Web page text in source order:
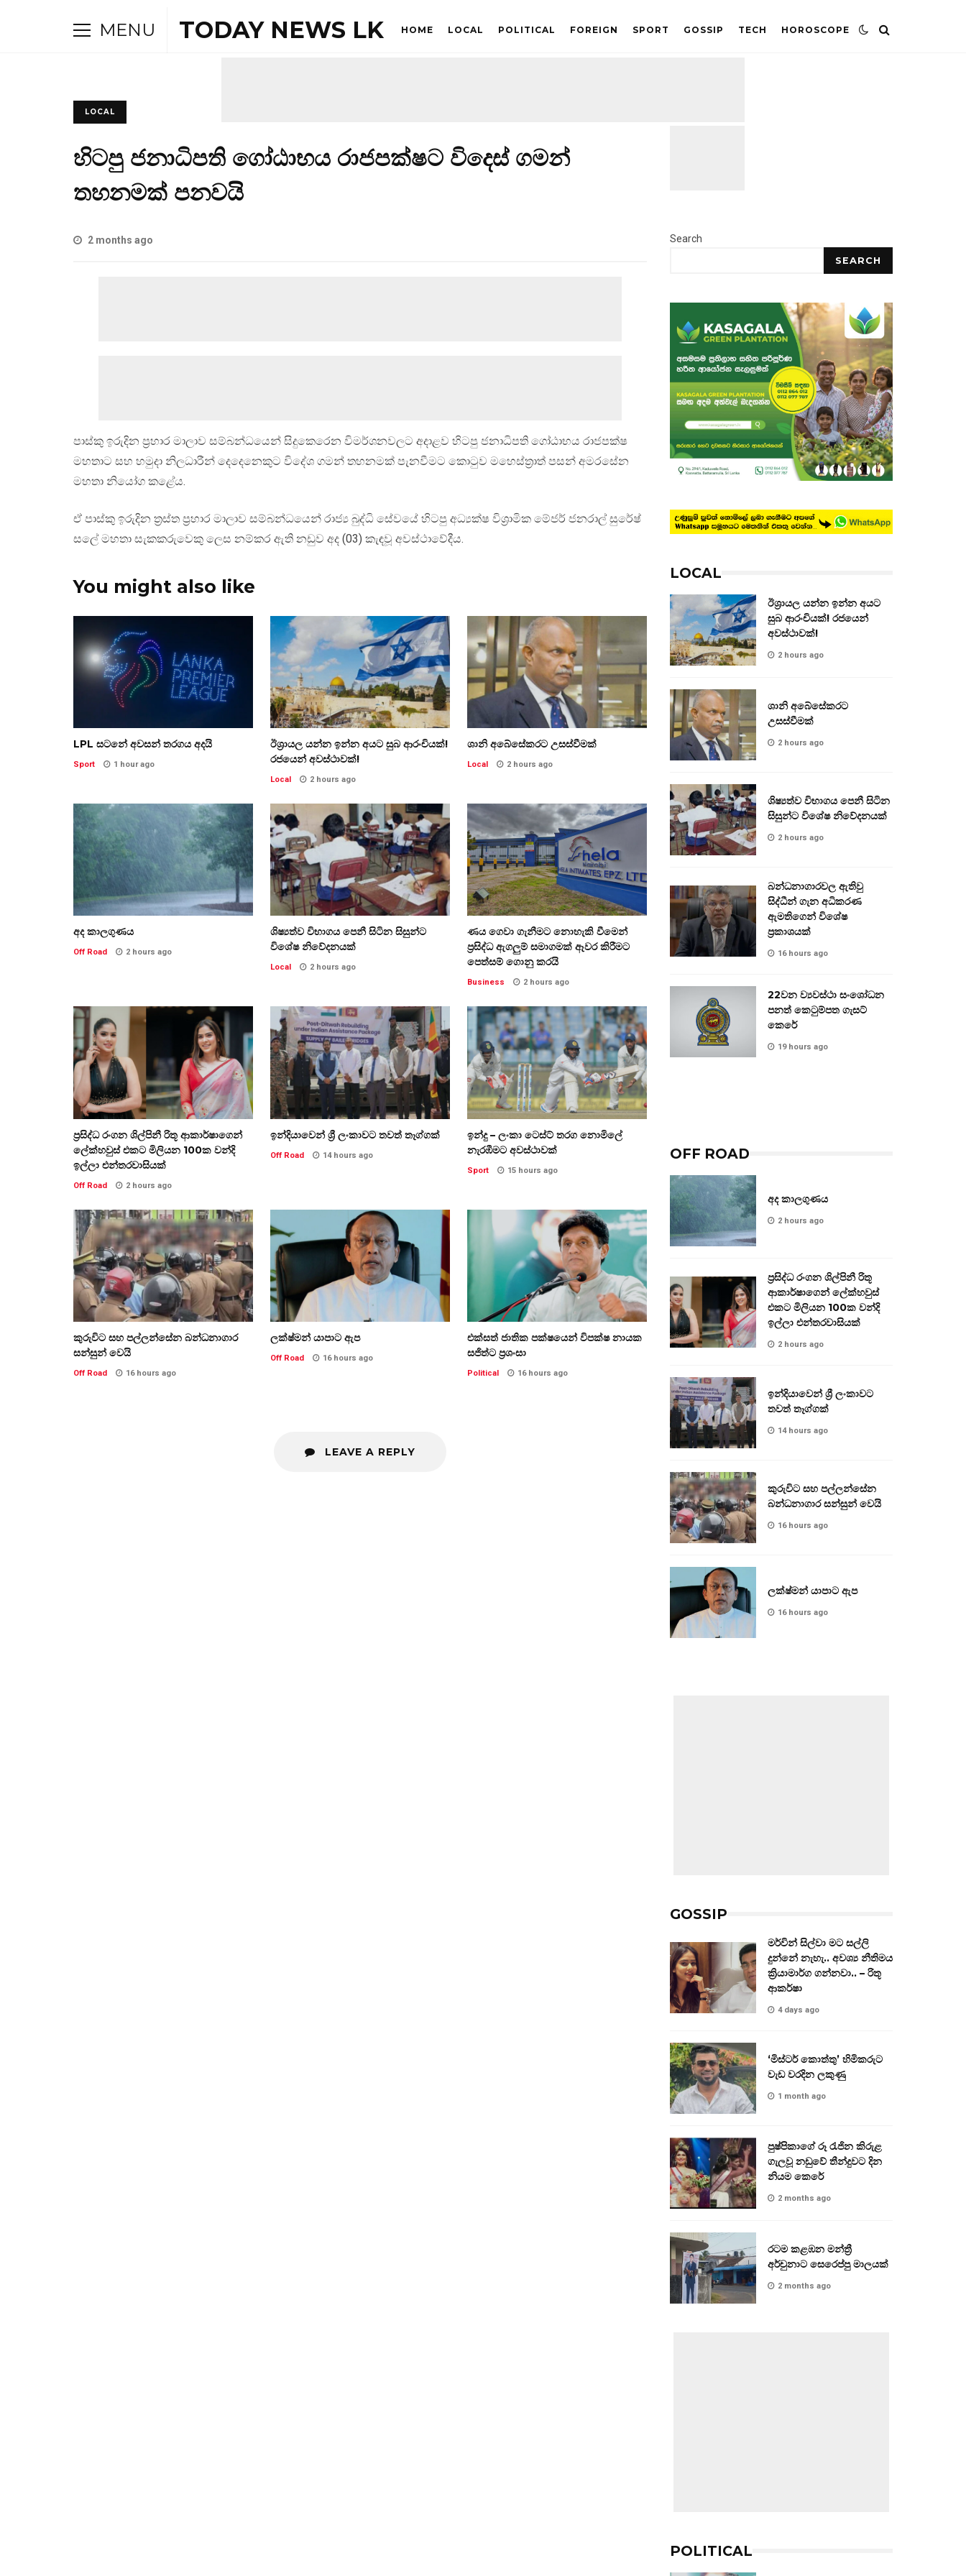
MENU TODAY NEWS LK HOME LOCAL POLITICAL FOREIGN SPORT GOSSIP TECH HOROSCOPE
LOCAL
හිටපු ජනාධිපති ගෝඨාභය රාජපක්ෂට විදෙස් ගමන්
තහනමක් පනවයි
2 months ago
පාස්කු ඉරුදින ප්‍රහාර මාලාව සම්බන්ධයෙන් සිදුකෙරෙන විමර්ශනවලට අදාළව හිටපු ජනාධිපති ගෝඨාභය රාජපක්ෂ
මහතාට සහ හමුදා නිලධාරීන් දෙදෙනෙකුට විදේශ ගමන් තහනමක් පැනවීමට කොටුව මහෙස්ත්‍රාත් පසන් අමරසේන
මහතා නියෝග කළේය.
ඒ පාස්කු ඉරුදින ත්‍රස්ත ප්‍රහාර මාලාව සම්බන්ධයෙන් රාජ්‍ය බුද්ධි සේවයේ හිටපු අධ්‍යක්ෂ විශ්‍රාමික මේජර් ජනරාල් සුරේෂ්
සලේ මහතා සැකකරුවෙකු ලෙස නම්කර ඇති නඩුව අද (03) කැඳවූ අවස්ථාවේදීය.
You might also like
LPL සටනේ අවසන් තරගය අදයි
Sport 1 hour ago
ඊශ්‍රායල යන්න ඉන්න අයට සුබ ආරංචියක්!
‍රජයෙන් අවස්ථාවක්!
Local 2 hours ago
ශානි අබේසේකරට උසස්වීමක්
Local 2 hours ago
අද කාලගුණය
Off Road 2 hours ago
ශිෂ්‍යත්ව විභාගය පෙනී සිටින සිසුන්ට
විශේෂ නිවේදනයක්
Local 2 hours ago
ණය ගෙවා ගැනීමට නොහැකි වීමෙන්
ප්‍රසිද්ධ ඇගලුම් සමාගමක් ඈවර කිරීමට
පෙත්සම් ගොනු කරයි
Business 2 hours ago
ප්‍රසිද්ධ රංගන ශිල්පිනී රිතූ ආකාර්ෂාගෙන්
ලේක්හවුස් එකට මිලියන 100ක වන්දි
ඉල්ලා එන්තරවාසියක්
Off Road 2 hours ago
ඉන්දියාවෙන් ශ්‍රී ලංකාවට තවත් තෑග්ගක්
Off Road 14 hours ago
ඉන්දු – ලංකා ටෙස්ට් තරග නොමිලේ
නැරඹීමට අවස්ථාවක්
Sport 15 hours ago
කුරුවිට සහ පල්ලන්සේන බන්ධනාගාර
සන්සුන් වෙයි
Off Road 16 hours ago
ලක්ෂ්මන් යාපාට ඇප
Off Road 16 hours ago
එක්සත් ජාතික පක්ෂයෙන් විපක්ෂ නායක
සජිත්ට ප්‍රශංසා
Political 16 hours ago
LEAVE A REPLY
Search
SEARCH
LOCAL
ඊශ්‍රායල යන්න ඉන්න අයට
සුබ ආරංචියක්! ‍රජයෙන්
අවස්ථාවක්!
2 hours ago
ශානි අබේසේකරට
උසස්වීමක්
2 hours ago
ශිෂ්‍යත්ව විභාගය පෙනී සිටින
සිසුන්ට විශේෂ නිවේදනයක්
2 hours ago
බන්ධනාගාරවල ඇතිවු
සිද්ධීන් ගැන අධිකරණ
ඇමතිගෙන් විශේෂ
ප්‍රකාශයක්
16 hours ago
22වන ව්‍යවස්ථා සංශෝධන
පනත් කෙටුම්පත ගැසට්
කෙරේ
19 hours ago
OFF ROAD
අද කාලගුණය
2 hours ago
ප්‍රසිද්ධ රංගන ශිල්පිනී රිතූ
ආකාර්ෂාගෙන් ලේක්හවුස්
එකට මිලියන 100ක වන්දි
ඉල්ලා එන්තරවාසියක්
2 hours ago
ඉන්දියාවෙන් ශ්‍රී ලංකාවට
තවත් තෑග්ගක්
14 hours ago
කුරුවිට සහ පල්ලන්සේන
බන්ධනාගාර සන්සුන් වෙයි
16 hours ago
ලක්ෂ්මන් යාපාට ඇප
16 hours ago
GOSSIP
මර්වින් සිල්වා මට සල්ලි
දුන්නේ නැහැ.. අවශ්‍ය නීතිමය
ක්‍රියාමාර්ග ගන්නවා.. – රිතූ
ආකර්ෂා
4 days ago
‘මිස්ටර් කොත්තු’ හිමිකරුට
වැඩ වරදින ලකුණු
1 month ago
පුෂ්පිකාගේ රූ රැජින කිරුළ
ගැලවූ නඩුවේ තීන්දුවට දින
නියම කෙරේ
2 months ago
රටම කළඹන මන්ත්‍රී
අර්චුනාට සෙරෙප්පු මාලයක්
2 months ago
POLITICAL